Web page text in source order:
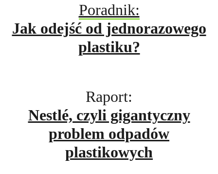
Poradnik:
Jak odejść od jednorazowego
plastiku?
Raport:
Nestlé, czyli gigantyczny
problem odpadów
plastikowych